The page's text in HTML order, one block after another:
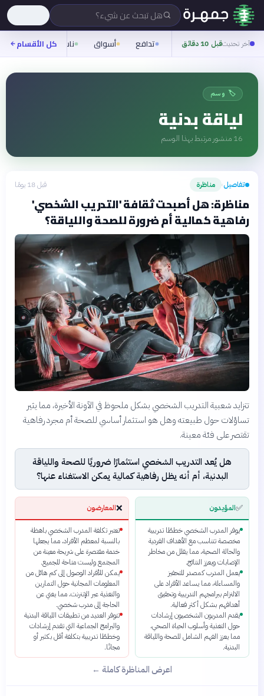
هل تبحث عن شيء؟
آخر تحديثقبل 10 دقائق تدافع أسواق ناس روح
كل الأقسام
🏷️ وسم
لياقة بدنية
16 منشور مرتبط بهذا الوسم
تفاصيل› مناظرة قبل 18 يومًا
مناظرة: هل أصبحت ثقافة 'التدريب الشخصي'
رفاهية كمالية أم ضرورة للصحة واللياقة؟
تتزايد شعبية التدريب الشخصي بشكل ملحوظ في الآونة الأخيرة، مما يثير
تساؤلات حول طبيعته وهل هو استثمار أساسي للصحة أم مجرد رفاهية
تقتصر على فئة معينة.
هل يُعد التدريب الشخصي استثمارًا ضروريًا للصحة واللياقة
البدنية، أم أنه يظل رفاهية كمالية يمكن الاستغناء عنها؟
✅المؤيدون
يوفر المدرب الشخصي خططًا تدريبية
مخصصة تتناسب مع الأهداف الفردية
والحالة الصحية، مما يقلل من مخاطر
الإصابات ويعزز النتائج.
يعمل المدرب كمصدر للتحفيز
والمساءلة، مما يساعد الأفراد على
الالتزام ببرامجهم التدريبية وتحقيق
أهدافهم بشكل أكثر فعالية.
يقدم المدربون الشخصيون إرشادات
حول التغذية وأسلوب الحياة الصحي،
مما يعزز الفهم الشامل للصحة واللياقة
البدنية.
❌المعارضون
تعتبر تكلفة المدرب الشخصي باهظة
بالنسبة لمعظم الأفراد، مما يجعلها
خدمة مقتصرة على شريحة معينة من
المجتمع وليست متاحة للجميع.
يمكن للأفراد الوصول إلى كم هائل من
المعلومات المجانية حول التمارين
والتغذية عبر الإنترنت، مما يغني عن
الحاجة إلى مدرب شخصي.
تتوفر العديد من تطبيقات اللياقة البدنية
والبرامج الجماعية التي تقدم إرشادات
وخططًا تدريبية بتكلفة أقل بكثير أو
مجانًا.
اعرض المناظرة كاملة ←